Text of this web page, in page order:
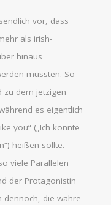
vor, dass
als irish-
hinaus
mussten. So
zu dem jetzigen
es eigentlich
you“ („Ich könnte
heißen sollte.
viele Parallelen
der Protagonistin
dennoch, die wahre